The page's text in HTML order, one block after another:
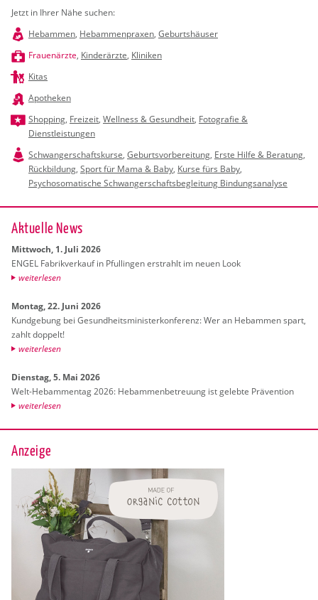
Jetzt in Ihrer Nähe suchen:
Hebammen, Hebammenpraxen, Geburtshäuser
Frauenärzte, Kinderärzte, Kliniken
Kitas
Apotheken
Shopping, Freizeit, Wellness & Gesundheit, Fotografie &
Dienstleistungen
Schwangerschaftskurse, Geburtsvorbereitung, Erste Hilfe & Beratung,
Rückbildung, Sport für Mama & Baby, Kurse fürs Baby,
Psychosomatische Schwangerschaftsbegleitung Bindungsanalyse
Ak­tu­el­le News
Mitt­woch, 1. Juli 2026
ENGEL Fa­brik­ver­kauf in Pful­lin­gen er­strahlt im neuen Look
wei­ter­le­sen
Mon­tag, 22. Juni 2026
Kund­ge­bung bei Ge­sund­heits­mi­nis­ter­kon­fe­renz: Wer an Heb­am­men spart,
zahlt dop­pelt!
wei­ter­le­sen
Diens­tag, 5. Mai 2026
Welt-Heb­am­men­tag 2026: Heb­am­men­be­treu­ung ist ge­leb­te Prä­ven­ti­on
wei­ter­le­sen
Anzeige